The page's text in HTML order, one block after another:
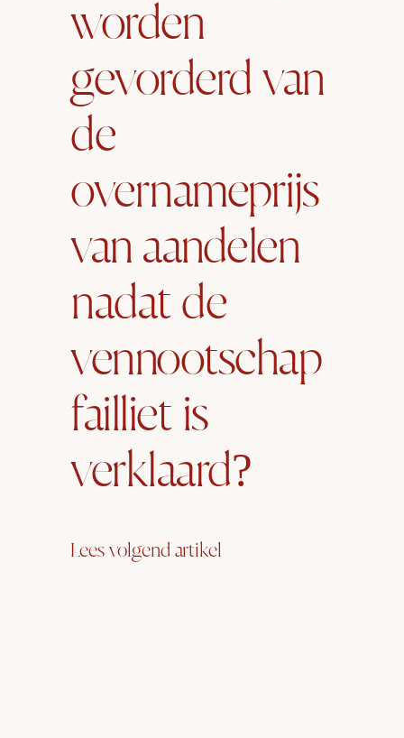
worden
gevorderd van
de
overnameprijs
van aandelen
nadat de
vennootschap
failliet is
verklaard?
Lees volgend artikel